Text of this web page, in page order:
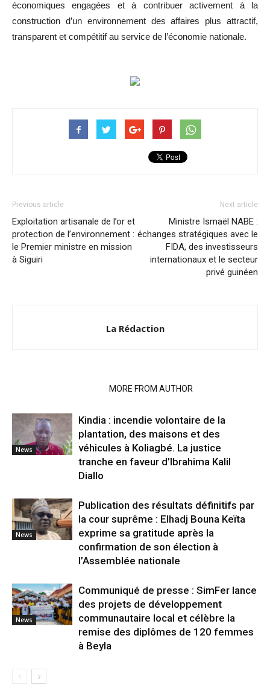
économiques engagées et à contribuer activement à la
construction d’un environnement des affaires plus attractif,
transparent et compétitif au service de l’économie nationale.
Previous article
Exploitation artisanale de l’or et
protection de l’environnement :
le Premier ministre en mission
à Siguiri
Next article
Ministre Ismaël NABE :
échanges stratégiques avec le
FIDA, des investisseurs
internationaux et le secteur
privé guinéen
La Rédaction
MORE FROM AUTHOR
News
Kindia : incendie volontaire de la
plantation, des maisons et des
véhicules à Koliagbé. La justice
tranche en faveur d’Ibrahima Kalil
Diallo
News
Publication des résultats définitifs par
la cour suprême : Elhadj Bouna Keïta
exprime sa gratitude après la
confirmation de son élection à
l’Assemblée nationale
News
Communiqué de presse : SimFer lance
des projets de développement
communautaire local et célèbre la
remise des diplômes de 120 femmes
à Beyla